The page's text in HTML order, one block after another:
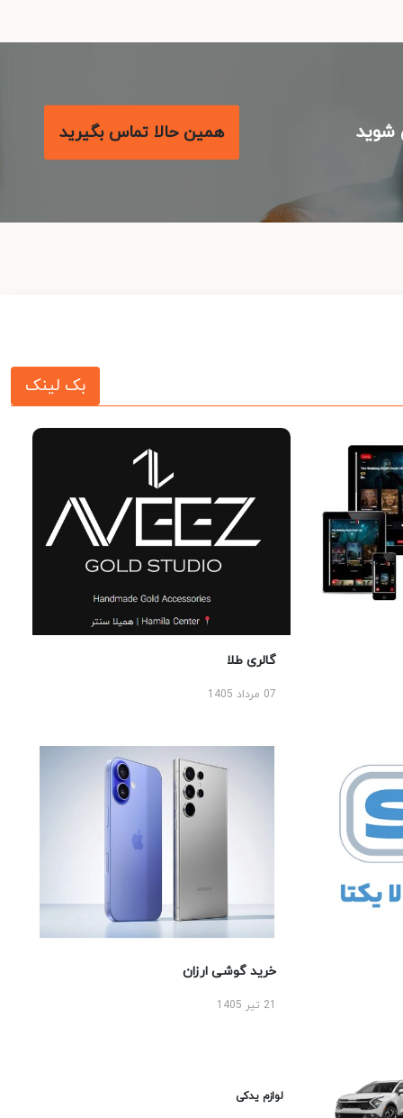
همین حالا تماس بگیرید
بک لینک
گالری طلا
07 مرداد 1405
خرید گوشی ارزان
لوازم یدکی